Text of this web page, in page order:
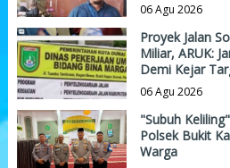
06 Agu 2026
Proyek Jalan
Miliar, ARUK:
Demi Kejar
06 Agu 2026
"Subuh
Polsek Bukit
Warga